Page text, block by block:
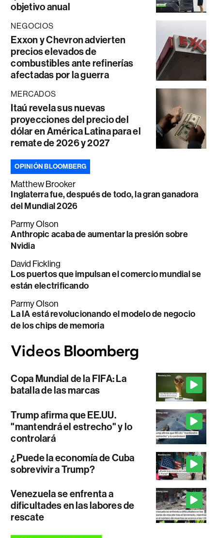
objetivo anual
NEGOCIOS
Exxon y Chevron advierten
precios elevados de
combustibles ante refinerías
afectadas por la guerra
MERCADOS
Itaú revela sus nuevas
proyecciones del precio del
dólar en América Latina para el
remate de 2026 y 2027
OPINIÓN BLOOMBERG
Matthew Brooker
Inglaterra fue, después de todo, la gran ganadora
del Mundial 2026
Parmy Olson
Anthropic acaba de aumentar la presión sobre
Nvidia
David Fickling
Los puertos que impulsan el comercio mundial se
están electrificando
Parmy Olson
La IA está revolucionando el modelo de negocio
de los chips de memoria
Copa Mundial de la FIFA: La
batalla de las marcas
Trump afirma que EE.UU.
"mantendrá el estrecho" y lo
controlará
¿Puede la economía de Cuba
sobrevivir a Trump?
Venezuela se enfrenta a
dificultades en las labores de
rescate